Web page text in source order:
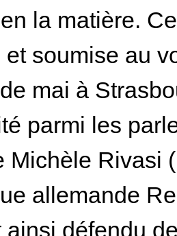
la matière.
et soumise au
mai à
parmi les
Michèle Rivasi
allemande
ainsi défendu